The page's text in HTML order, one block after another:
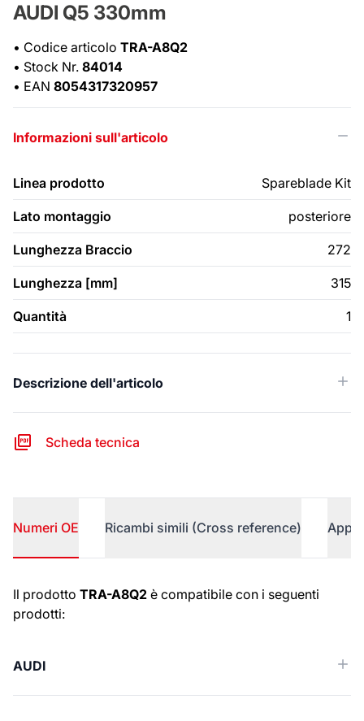
AUDI Q5 330mm
• Codice articolo TRA-A8Q2
• Stock Nr. 84014
• EAN 8054317320957
Informazioni sull'articolo
Linea prodotto Spareblade Kit
Lato montaggio posteriore
Lunghezza Braccio 272
Lunghezza [mm] 315
Quantità 1
Descrizione dell'articolo
Scheda tecnica
Numeri OE Ricambi simili (Cross reference)
Numeri OE
Il prodotto TRA-A8Q2 è compatibile con i seguenti
prodotti:
AUDI